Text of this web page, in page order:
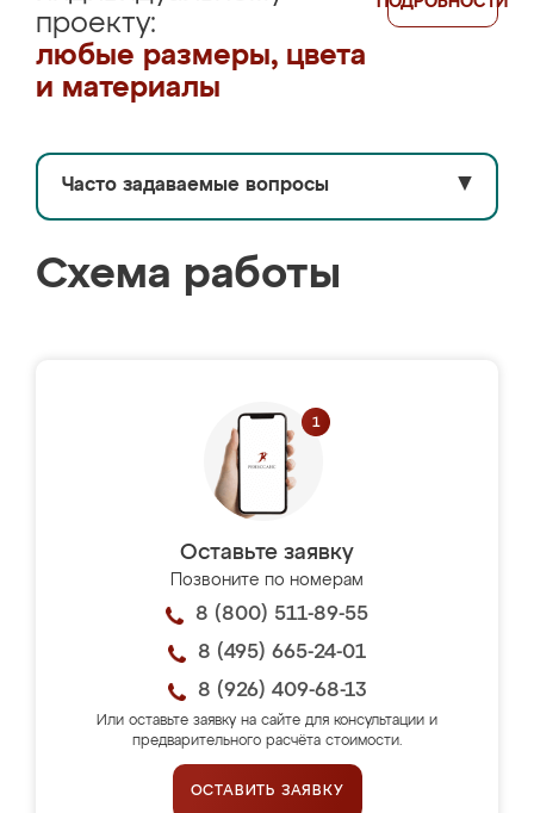
проекту:
любые размеры, цвета
и материалы
Часто задаваемые вопросы ▼
Схема работы
Оставьте заявку
Позвоните по номерам
8 (800) 511-89-55
8 (495) 665-24-01
8 (926) 409-68-13
Или оставьте заявку на сайте для консультации и
предварительного расчёта стоимости.
ОСТАВИТЬ ЗАЯВКУ